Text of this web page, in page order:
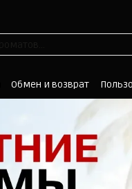
Обмен и возврат